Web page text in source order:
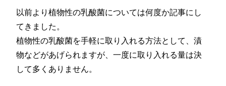
以前より植物性の乳酸菌については何度か記事にし
てきました。
植物性の乳酸菌を手軽に取り入れる方法として、漬
物などがあげられますが、一度に取り入れる量は決
して多くありません。